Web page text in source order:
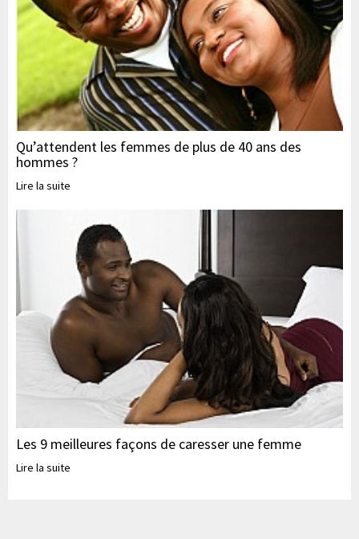
Qu’attendent les femmes de plus de 40 ans des
hommes ?
Lire la suite
Les 9 meilleures façons de caresser une femme
Lire la suite